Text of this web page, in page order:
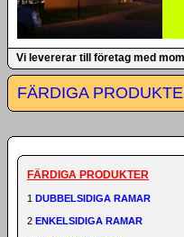
Vi levererar till företag med
FÄRDIGA
FÄRDIGA PRODUKTER
1 DUBBELSIDIGA RAMAR
2 ENKELSIDIGA RAMAR